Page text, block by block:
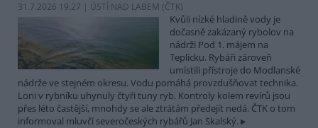
31.7.2026 19:27 | ÚSTÍ NAD LABEM (ČTK)
Kvůli nízké hladině vody je
dočasně zakázaný rybolov na
nádrži Pod 1. májem na
Teplicku. Rybáři zároveň
umístili přístroje do Modlanské
nádrže ve stejném okresu. Vodu pomáhá provzdušňovat technika.
Loni v rybníku uhynuly čtyři tuny ryb. Kontroly kolem revírů jsou
přes léto častější, mnohdy se ale ztrátám předejít nedá. ČTK o tom
informoval mluvčí severočeských rybářů Jan Skalský.